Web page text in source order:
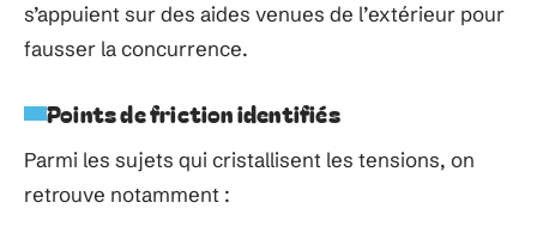
s’appuient sur des aides venues de l’extérieur pour
fausser la concurrence.
Points de friction identifiés
Parmi les sujets qui cristallisent les tensions, on
retrouve notamment :